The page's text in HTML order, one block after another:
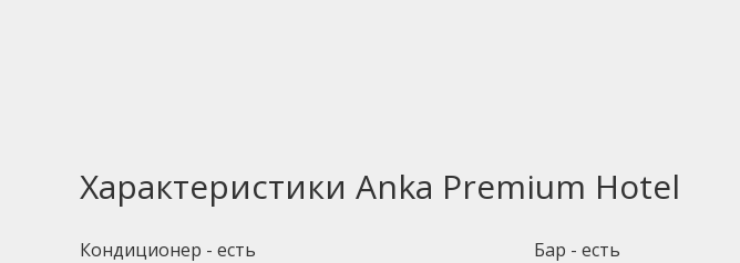
Характеристики Anka Premium Hotel
Кондиционер - есть Бар - есть